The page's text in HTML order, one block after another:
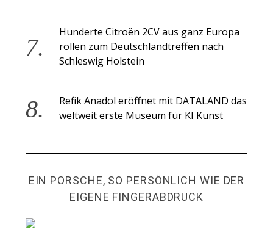
Hunderte Citroën 2CV aus ganz Europa
rollen zum Deutschlandtreffen nach
Schleswig Holstein
Refik Anadol eröffnet mit DATALAND das
weltweit erste Museum für KI Kunst
EIN PORSCHE, SO PERSÖNLICH WIE DER
EIGENE FINGERABDRUCK